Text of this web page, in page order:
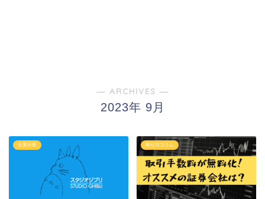
― ARCHIVES ―
2023年 9月
企業分析 株ゼロコラム